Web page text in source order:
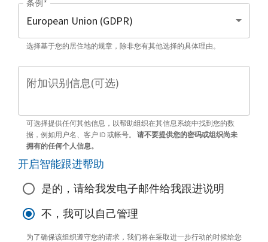
条例 *
选择基于您的居住地的规章，除非您有其他选择的具体理由。
附加识别信息(可选)
可选择提供任何其他信息，以帮助组织在其信息系统中找到您的数
据，例如用户名、客户 ID 或帐号。 请不要提供您的密码或组织尚未
拥有的任何个人信息。
开启智能跟进帮助
是的，请给我发电子邮件给我跟进说明
不，我可以自己管理
为了确保该组织遵守您的请求，我们将在采取进一步行动的时候给您